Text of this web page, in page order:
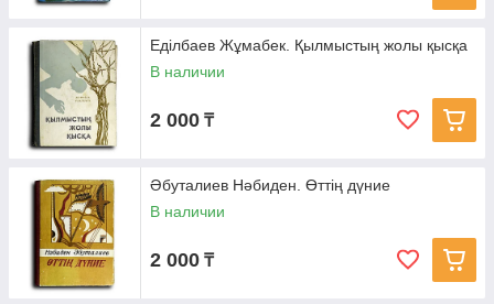
Еділбаев Жұмабек. Қылмыстың жолы қысқа
В наличии
2 000 ₸
Әбуталиев Нәбиден. Өттің дүние
В наличии
2 000 ₸